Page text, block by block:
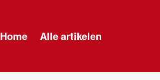
Home Alle artikelen